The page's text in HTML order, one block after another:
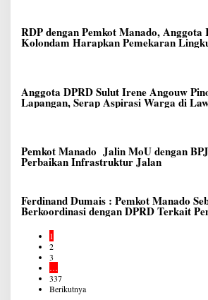
RDP dengan Pemkot Manado,
Kolondam Harapkan Pemekaran
Meningkatkan Pelayanan kepada
Anggota DPRD Sulut Irene Angouw
Lapangan, Serap Aspirasi Warga di
Pemkot Manado Jalin MoU dengan
Perbaikan Infrastruktur Jalan
Ferdinand Dumais : Pemkot Manado
Berkoordinasi dengan DPRD Terkait
1
2
3
…
337
Berikutnya